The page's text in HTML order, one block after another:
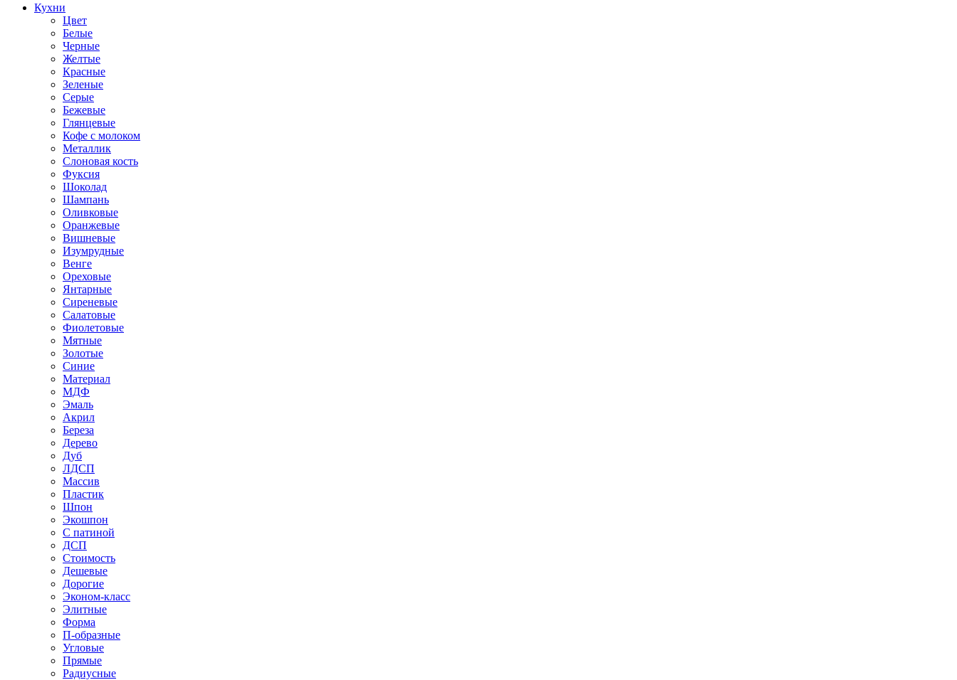
Кухни
Цвет
Белые
Черные
Желтые
Красные
Зеленые
Серые
Бежевые
Глянцевые
Кофе с молоком
Металлик
Слоновая кость
Фуксия
Шоколад
Шампань
Оливковые
Оранжевые
Вишневые
Изумрудные
Венге
Ореховые
Янтарные
Сиреневые
Салатовые
Фиолетовые
Мятные
Золотые
Синие
Материал
МДФ
Эмаль
Акрил
Береза
Дерево
Дуб
ЛДСП
Массив
Пластик
Шпон
Экошпон
С патиной
ДСП
Стоимость
Дешевые
Дорогие
Эконом-класс
Элитные
Форма
П-образные
Угловые
Прямые
Радиусные